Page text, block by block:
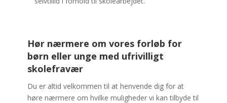
Hør nærmere om vores forløb for
børn eller unge med ufrivilligt
skolefravær
Du er altid velkommen til at henvende dig for at
høre nærmere om hvilke muligheder vi kan tilbyde til